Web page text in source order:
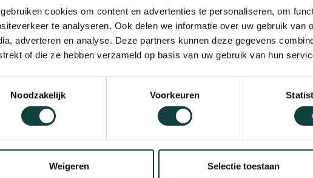
cookies om content en advertenties te personaliseren, om
te analyseren. Ook delen we informatie over uw gebruik van
adverteren en analyse. Deze partners kunnen deze gegevens
of die ze hebben verzameld op basis van uw gebruik van hun
Noodzakelijk
Voorkeuren
Weigeren Selectie toestaan
niet alleen betekent dat een product milieuvriendelijk
zijn gemaakt van hoogwaardige materialen die zijn
u kunt rekenen op kozijnen die hun isolerende eigenschappen en
Een ander voordeel van de duurzaamheid van onze kunststof
te verhogen. Potentiële kopers zijn vaak bereid meer te betalen
vereist. Dit maakt de investering in kunststof kozijnen niet
ook een slimme financiële keuze op de lange termijn.
speelt een belangrijke rol in het verbeteren van de energie-
woning. Bij Ecokozijnen combineren we de nieuwste